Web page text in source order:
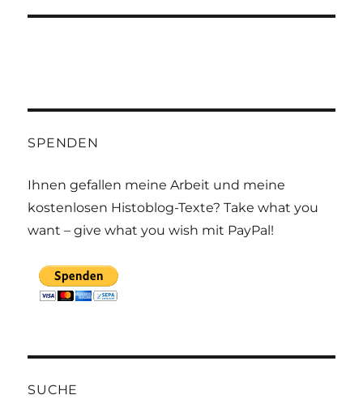
SPENDEN
Ihnen gefallen meine Arbeit und meine
kostenlosen Histoblog-Texte? Take what you
want – give what you wish mit PayPal!
SUCHE